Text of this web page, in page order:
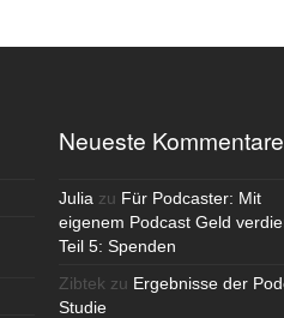
Neueste Kommentare
Julia zu Für Podcaster: Mit
eigenem Podcast Geld
Teil 5: Spenden
Zibtek zu Ergebnisse der
Studie